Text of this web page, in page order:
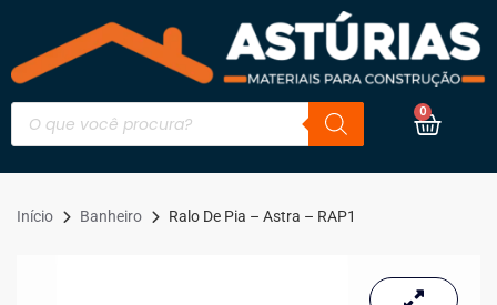
0
Início Banheiro Ralo De Pia – Astra – RAP1